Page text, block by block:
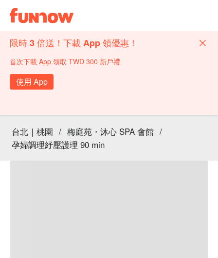
限時 3 倍送！下載 App 領優惠！
首次下載 App 領取 TWD 300 新戶禮
使用 App
台北｜桃園 / 梅庭苑・沐心 SPA 會館 /
孕婦調理紓壓護理 90 min